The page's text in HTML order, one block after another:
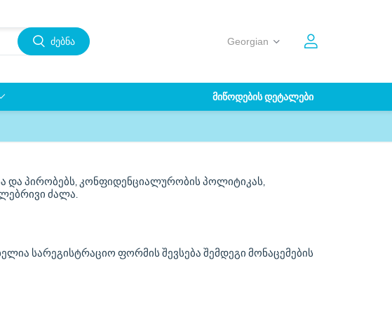
ძებნა
ᲛᲘᲬᲝᲓᲔᲑᲘᲡ ᲓᲔᲢᲐᲚᲔᲑᲘ
და პირობებს, კონფიდენციალურობის პოლიტიკას,
ძალა.
სარეგისტრაციო ფორმის შევსება შემდეგი მონაცემების